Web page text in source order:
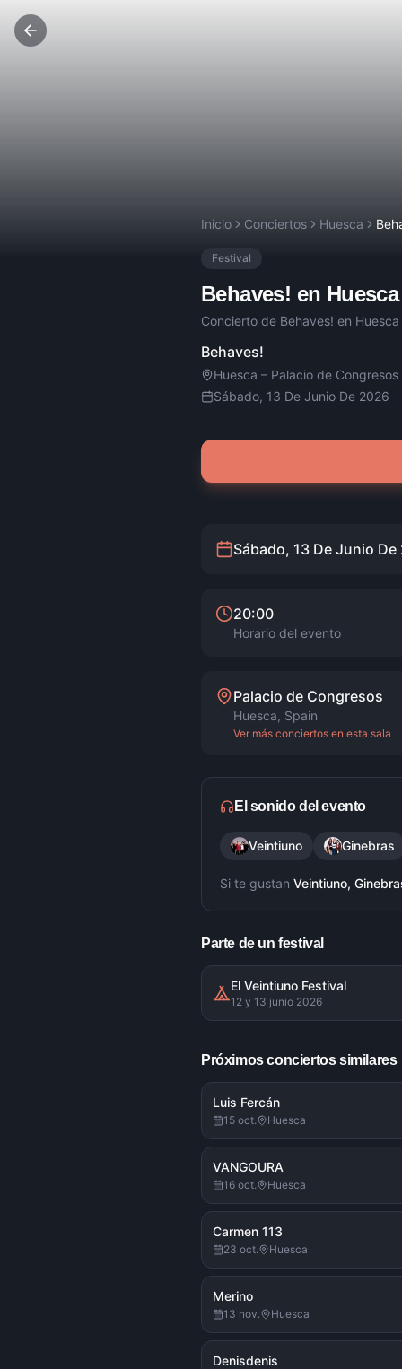
Inicio Conciertos Huesca
Festival
Behaves! en Huesca
Concierto de Behaves! en Huesca
Behaves!
Huesca – Palacio de Congresos
Sábado, 13 De Junio De 2026
Sábado, 13 De Junio
20:00
Horario del evento
Palacio de Congresos
Huesca, Spain
Ver más conciertos en esta sala
El sonido del evento
Veintiuno Ginebras
Si te gustan Veintiuno,
Parte de un festival
El Veintiuno Festival
12 y 13 junio 2026
Próximos conciertos similares
Luis Fercán
15 oct. Huesca
VANGOURA
16 oct. Huesca
Carmen 113
23 oct. Huesca
Merino
13 nov. Huesca
Denisdenis